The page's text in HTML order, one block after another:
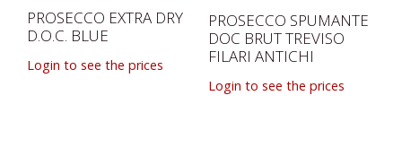
PROSECCO EXTRA DRY
D.O.C. BLUE
Login to see the prices
PROSECCO SPUMANTE
DOC BRUT TREVISO
FILARI ANTICHI
Login to see the prices